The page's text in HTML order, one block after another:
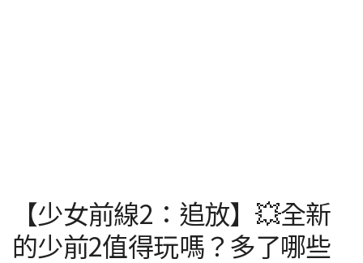
【少女前線2：追放】💥全新
的少前2值得玩嗎？多了哪些